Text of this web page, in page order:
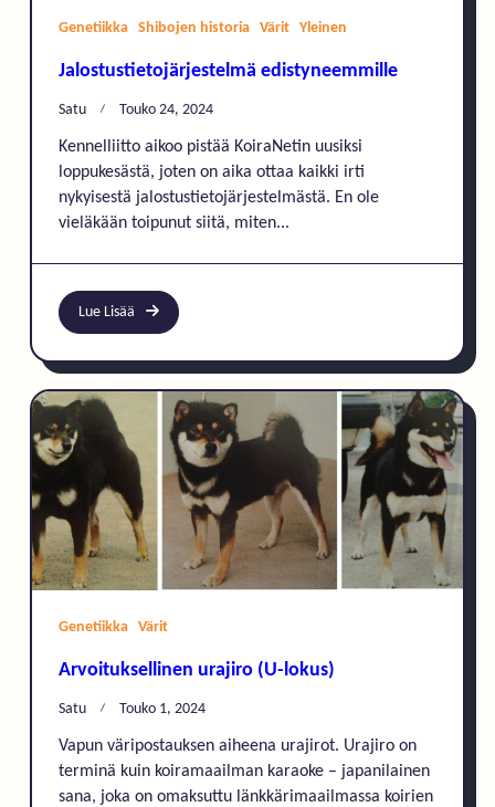
Genetiikka Shibojen historia Värit Yleinen
Jalostustietojärjestelmä edistyneemmille
Satu Touko 24, 2024
Kennelliitto aikoo pistää KoiraNetin uusiksi
loppukesästä, joten on aika ottaa kaikki irti
nykyisestä jalostustietojärjestelmästä. En ole
vieläkään toipunut siitä, miten...
Lue Lisää
Genetiikka Värit
Arvoituksellinen urajiro (U-lokus)
Satu Touko 1, 2024
Vapun väripostauksen aiheena urajirot. Urajiro on
terminä kuin koiramaailman karaoke – japanilainen
sana, joka on omaksuttu länkkärimaailmassa koirien